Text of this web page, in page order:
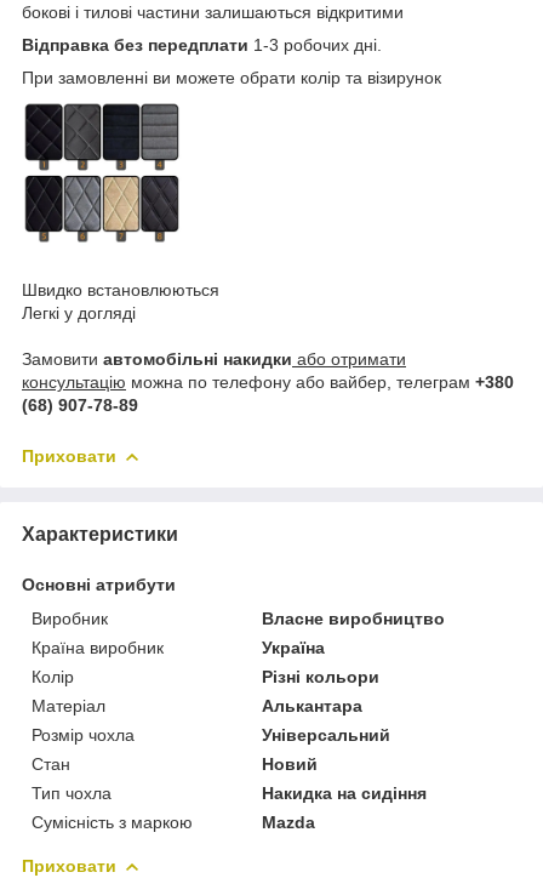
бокові і тилові частини залишаються відкритими
Відправка без передплати 1-3 робочих дні.
При замовленні ви можете обрати колір та візирунок
Швидко встановлюються
Легкі у догляді
Замовити автомобільні накидки або отримати
консультацію можна по телефону або вайбер, телеграм +380
(68) 907-78-89
Приховати
Характеристики
Основні атрибути
Виробник
Власне виробництво
Країна виробник
Україна
Колір
Різні кольори
Матеріал
Алькантара
Розмір чохла
Універсальний
Стан
Новий
Тип чохла
Накидка на сидіння
Сумісність з маркою
Mazda
Приховати